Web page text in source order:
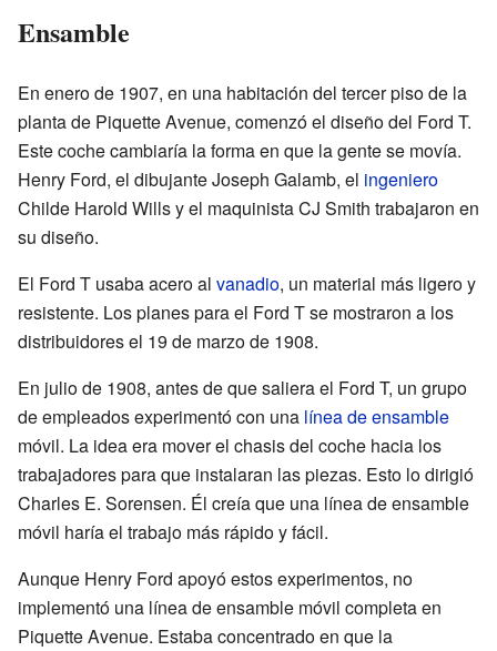
Ensamble
En enero de 1907, en una habitación del tercer piso de la
planta de Piquette Avenue, comenzó el diseño del Ford T.
Este coche cambiaría la forma en que la gente se movía.
Henry Ford, el dibujante Joseph Galamb, el ingeniero
Childe Harold Wills y el maquinista CJ Smith trabajaron en
su diseño.
El Ford T usaba acero al vanadio, un material más ligero y
resistente. Los planes para el Ford T se mostraron a los
distribuidores el 19 de marzo de 1908.
En julio de 1908, antes de que saliera el Ford T, un grupo
de empleados experimentó con una línea de ensamble
móvil. La idea era mover el chasis del coche hacia los
trabajadores para que instalaran las piezas. Esto lo dirigió
Charles E. Sorensen. Él creía que una línea de ensamble
móvil haría el trabajo más rápido y fácil.
Aunque Henry Ford apoyó estos experimentos, no
implementó una línea de ensamble móvil completa en
Piquette Avenue. Estaba concentrado en que la